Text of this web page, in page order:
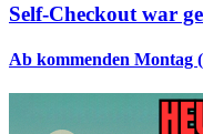
Self-Checkout war
Ab kommenden Montag